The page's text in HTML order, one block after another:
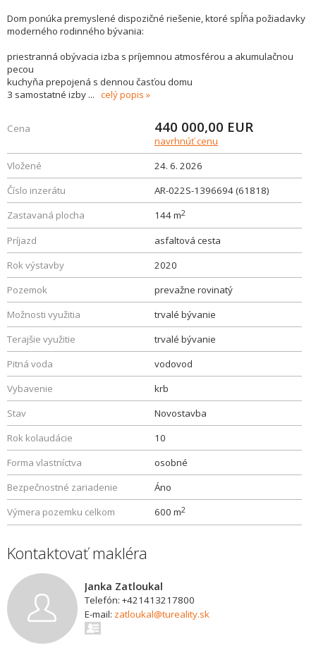
Dom ponúka premyslené dispozičné riešenie, ktoré spĺňa požiadavky
moderného rodinného bývania:
priestranná obývacia izba s príjemnou atmosférou a akumulačnou
pecou
kuchyňa prepojená s dennou časťou domu
3 samostatné izby ... celý popis
Cena 440 000,00 EUR
navrhnúť cenu
Vložené
24. 6. 2026
Číslo inzerátu
AR-022S-1396694 (61818)
Zastavaná plocha
144 m2
Príjazd
asfaltová cesta
Rok výstavby
2020
Pozemok
prevažne rovinatý
Možnosti využitia
trvalé bývanie
Terajšie využitie
trvalé bývanie
Pitná voda
vodovod
Vybavenie
krb
Stav
Novostavba
Rok kolaudácie
10
Forma vlastníctva
osobné
Bezpečnostné zariadenie
Áno
Výmera pozemku celkom
600 m2
Kontaktovať makléra
Janka Zatloukal
Telefón: +421413217800
E-mail: zatloukal@tureality.sk